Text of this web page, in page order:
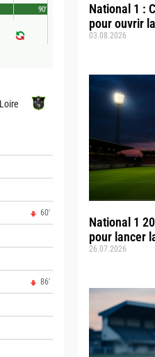
National 1 :
pour ouvrir
03.08.2026
National 1
pour lancer
26.07.2026
90'
60'
86'